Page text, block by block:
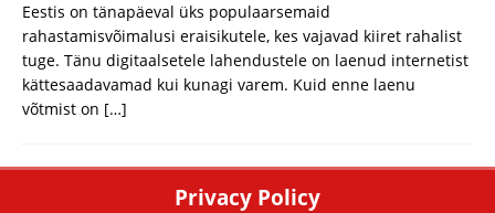
Eestis on tänapäeval üks populaarsemaid
rahastamisvõimalusi eraisikutele, kes vajavad kiiret rahalist
tuge. Tänu digitaalsetele lahendustele on laenud internetist
kättesaadavamad kui kunagi varem. Kuid enne laenu
võtmist on […]
Privacy Policy